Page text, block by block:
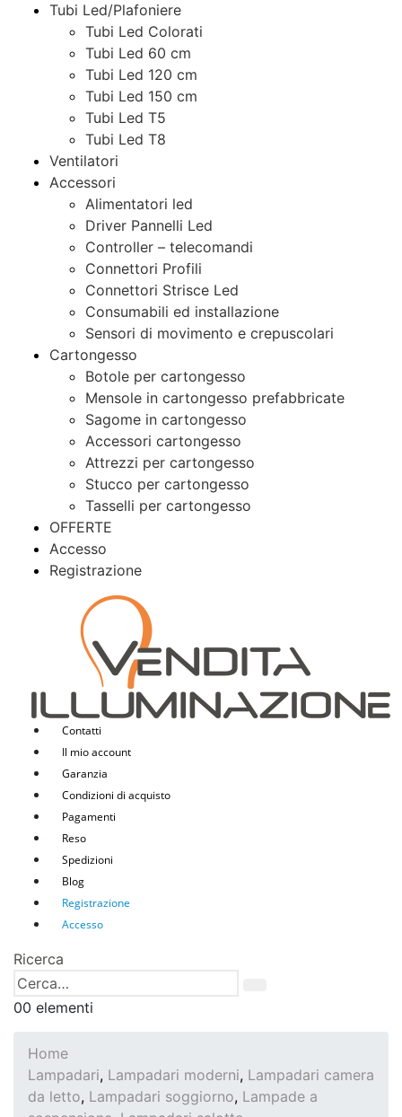
Tubi Led/Plafoniere
Tubi Led Colorati
Tubi Led 60 cm
Tubi Led 120 cm
Tubi Led 150 cm
Tubi Led T5
Tubi Led T8
Ventilatori
Accessori
Alimentatori led
Driver Pannelli Led
Controller – telecomandi
Connettori Profili
Connettori Strisce Led
Consumabili ed installazione
Sensori di movimento e crepuscolari
Cartongesso
Botole per cartongesso
Mensole in cartongesso prefabbricate
Sagome in cartongesso
Accessori cartongesso
Attrezzi per cartongesso
Stucco per cartongesso
Tasselli per cartongesso
OFFERTE
Accesso
Registrazione
Contatti
Il mio account
Garanzia
Condizioni di acquisto
Pagamenti
Reso
Spedizioni
Blog
Registrazione
Accesso
Ricerca
00 elementi
Home
Lampadari, Lampadari moderni, Lampadari camera
da letto, Lampadari soggiorno, Lampade a